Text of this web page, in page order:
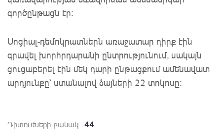
գործընթացն էր:
Սոցիալ-դեմոկրատներն առաջատար դիրք էին
գրավել խորհրդարանի ընտրությունում, սակայն
ցուցաբերել էին մեկ դարի ընթացքում ամենավատ
արդյունքը՝ ստանալով ձայների 22 տոկոսը:
Դիտումների քանակ 44